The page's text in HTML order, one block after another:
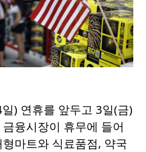
) 연휴를 앞두고 3일(금)
융시장이 휴무에 들어
마트와 식료품점, 약국